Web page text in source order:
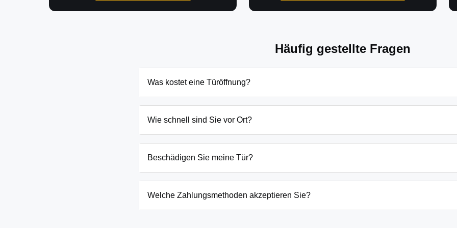
Häufig gestellte Fragen
Was kostet eine Türöffnung?
Schließanlage. Grundsätzlich beginnen unsere Preise bei 69€ tagsüber für einfache
Wie schnell sind Sie vor Ort?
eingesperrten Kindern oder laufenden Gefahrenquellen auch schneller.
Beschädigen Sie meine Tür?
absoluten Ausnahmefällen, wenn keine andere Möglichkeit besteht, müssen wir das
Welche Zahlungsmethoden akzeptieren Sie?